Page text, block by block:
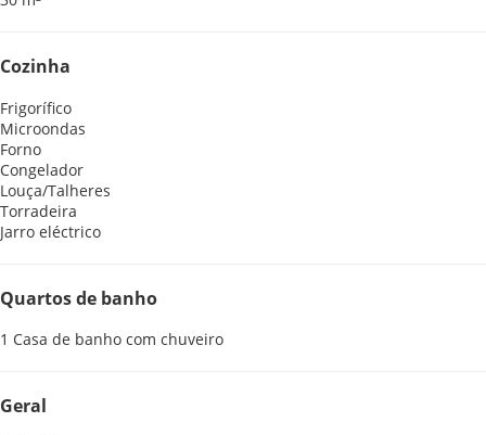
Cozinha
Frigorífico
Microondas
Forno
Congelador
Louça/Talheres
Torradeira
Jarro eléctrico
Quartos de banho
1 Casa de banho com chuveiro
Geral